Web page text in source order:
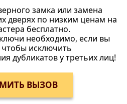
замка или замена
дверях по низким ценам на
бесплатно.
необходимо, если вы
исключить
дубликатов у третьих лиц!